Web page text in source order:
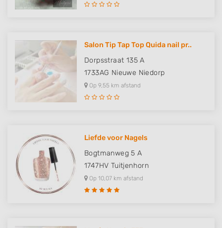
Salon Tip Tap Top Quida nail pr..
Dorpsstraat 135 A
1733AG Nieuwe Niedorp
Op 9,55 km afstand
Liefde voor Nagels
Bogtmanweg 5 A
1747HV Tuitjenhorn
Op 10,07 km afstand